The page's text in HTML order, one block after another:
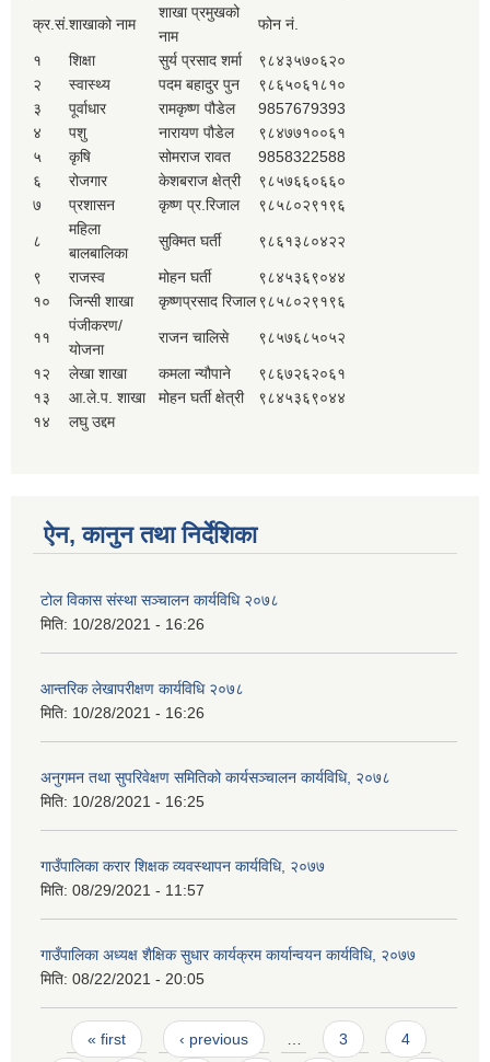
क्र.सं.शाखाको नाम
शाखा प्रमुखको
नाम
फोन नं.
१ शिक्षा सुर्य प्रसाद शर्मा
९८४३५७०६२०
२
स्वास्थ्य पदम बहादुर पुन
९८६५०६१८१०
३
पूर्वाधार रामकृष्ण पौडेल
9857679393
४
पशु नारायण पौडेल
९८४७७१००६१
५
कृषि सोमराज रावत
9858322588
६
रोजगार केशबराज क्षेत्री
९८५७६६०६६०
७
प्रशासन कृष्ण प्र.रिजाल ९८५८०२९१९६
८
महिला
बालबालिका
सुक्मित घर्ती ९८६१३८०४२२
९ राजस्व मोहन घर्ती
९८४५३६९०४४
१०
जिन्सी शाखा कृष्णप्रसाद रिजाल९८५८०२९१९६
११
पंजीकरण/
योजना
राजन चालिसे ९८५७६८५०५२
१२ लेखा शाखा कमला न्यौपाने
९८६७२६२०६१
१३
आ.ले.प. शाखा मोहन घर्ती क्षेत्री
९८४५३६९०४४
१४
लघु उद्दम
ऐन, कानुन तथा निर्देशिका
टोल विकास संस्था सञ्चालन कार्यविधि २०७८
मिति: 10/28/2021 - 16:26
आन्तरिक लेखापरीक्षण कार्यविधि २०७८
मिति: 10/28/2021 - 16:26
अनुगमन तथा सुपरिवेक्षण समितिको कार्यसञ्चालन कार्यविधि, २०७८
मिति: 10/28/2021 - 16:25
गाउँपालिका करार शिक्षक व्यवस्थापन कार्यविधि, २०७७
मिति: 08/29/2021 - 11:57
गाउँपालिका अध्यक्ष शैक्षिक सुधार कार्यक्रम कार्यान्वयन कार्यविधि, २०७७
मिति: 08/22/2021 - 20:05
Pages
« first ‹ previous 3 4